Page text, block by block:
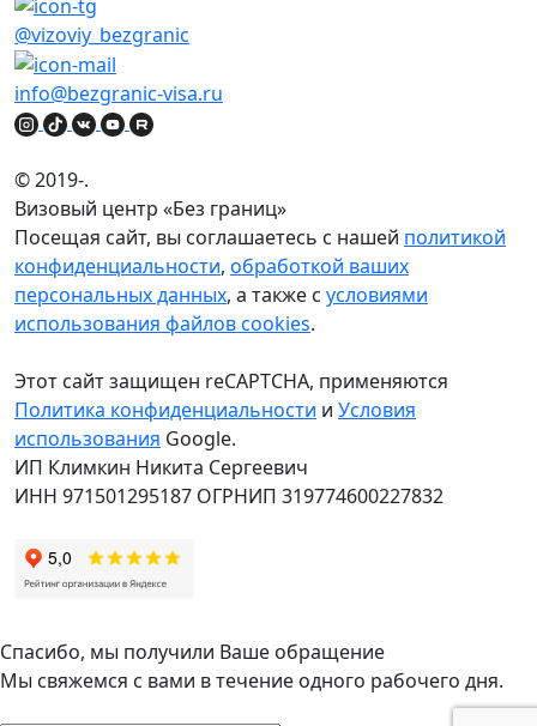
@vizoviy_bezgranic
info@bezgranic-visa.ru
© 2019-.
Визовый центр «Без границ»
Посещая сайт, вы соглашаетесь с нашей политикой
конфиденциальности, обработкой ваших
персональных данных, а также с условиями
использования файлов cookies.
Этот сайт защищен reCAPTCHA, применяются
Политика конфиденциальности и Условия
использования Google.
ИП Климкин Никита Сергеевич
ИНН 971501295187 ОГРНИП 319774600227832
Спасибо, мы получили Ваше обращение
Мы свяжемся с вами в течение одного рабочего дня.